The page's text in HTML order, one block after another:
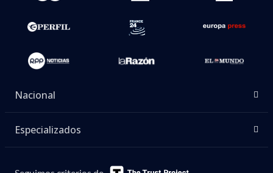
Nacional
Especializados